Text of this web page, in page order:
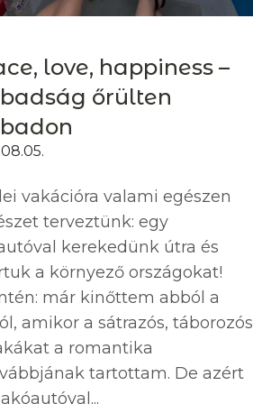
love, happiness –
őrülten
vakációra valami egészen
terveztünk: egy
kerekedünk útra és
a környező országokat!
már kinőttem abból a
amikor a sátrazós, táborozós
a romantika
tartottam. De azért